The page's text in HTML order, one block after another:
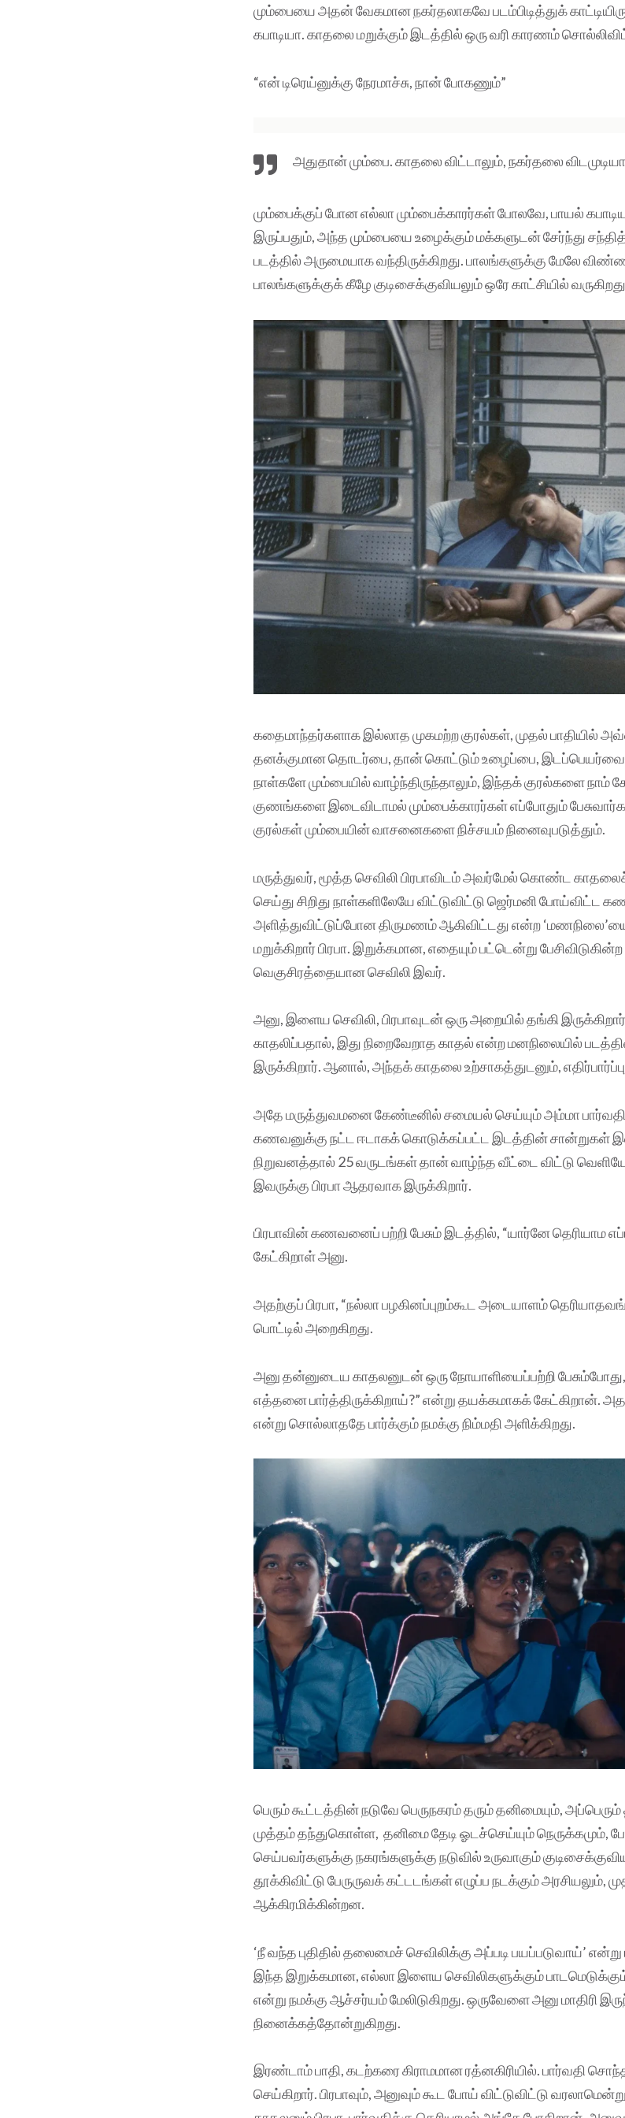
மும்பையை அதன் வேகமான நகர்தலாகவே படம்பிடித்துக்
கபாடியா. காதலை மறுக்கும் இடத்தில் ஒரு வரி காரணம்
“என் டிரெய்னுக்கு நேரமாச்சு, நான் போகணும்”
அதுதான் மும்பை. காதலை விட்டாலும், நகர்தலை
மும்பைக்குப் போன எல்லா மும்பைக்காரர்கள் போலவே, பாயல்
இருப்பதும், அந்த மும்பையை உழைக்கும் மக்களுடன் சேர்ந்து
படத்தில் அருமையாக வந்திருக்கிறது. பாலங்களுக்கு மேலே
பாலங்களுக்குக் கீழே குடிசைக்குவியலும் ஒரே காட்சியில்
கதைமாந்தர்களாக இல்லாத முகமற்ற குரல்கள், முதல் பாதியில்
தனக்குமான தொடர்பை, தான் கொட்டும் உழைப்பை,
நாள்களே மும்பையில் வாழ்ந்திருந்தாலும், இந்தக் குரல்களை நாம்
குணங்களை இடைவிடாமல் மும்பைக்காரர்கள் எப்போதும்
குரல்கள் மும்பையின் வாசனைகளை நிச்சயம் நினைவுபடுத்தும்.
மருத்துவர், மூத்த செவிலி பிரபாவிடம் அவர்மேல் கொண்ட
செய்து சிறிது நாள்களிலேயே விட்டுவிட்டு ஜெர்மனி
அளித்துவிட்டுப்போன திருமணம் ஆகிவிட்டது என்ற
மறுக்கிறார் பிரபா. இறுக்கமான, எதையும் பட்டென்று
வெகுசிரத்தையான செவிலி இவர்.
அனு, இளைய செவிலி, பிரபாவுடன் ஒரு அறையில் தங்கி
காதலிப்பதால், இது நிறைவேறாத காதல் என்ற மனநிலையில்
இருக்கிறார். ஆனால், அந்தக் காதலை உற்சாகத்துடனும்,
அதே மருத்துவமனை கேண்டீனில் சமையல் செய்யும் அம்மா
கணவனுக்கு நட்ட ஈடாகக் கொடுக்கப்பட்ட இடத்தின் சான்றுகள்
நிறுவனத்தால் 25 வருடங்கள் தான் வாழ்ந்த வீட்டை விட்டு
இவருக்கு பிரபா ஆதரவாக இருக்கிறார்.
பிரபாவின் கணவனைப் பற்றி பேசும் இடத்தில், “யார்னே தெரியாம
கேட்கிறாள் அனு.
அதற்குப் பிரபா, “நல்லா பழகினப்புறம்கூட அடையாளம்
பொட்டில் அறைகிறது.
அனு தன்னுடைய காதலனுடன் ஒரு நோயாளியைப்பற்றி பேசும்போது,
எத்தனை பார்த்திருக்கிறாய்?” என்று தயக்கமாகக் கேட்கிறான்.
என்று சொல்லாததே பார்க்கும் நமக்கு நிம்மதி அளிக்கிறது.
பெரும் கூட்டத்தின் நடுவே பெருநகரம் தரும் தனிமையும்,
முத்தம் தந்துகொள்ள, தனிமை தேடி ஓடச்செய்யும் நெருக்கமும்,
செய்பவர்களுக்கு நகரங்களுக்கு நடுவில் உருவாகும்
தூக்கிவிட்டு பேருருவக் கட்டடங்கள் எழுப்ப நடக்கும் அரசியலும்,
ஆக்கிரமிக்கின்றன.
‘நீ வந்த புதிதில் தலைமைச் செவிலிக்கு அப்படி பயப்படுவாய்’
இந்த இறுக்கமான, எல்லா இளைய செவிலிகளுக்கும் பாடமெடுக்கும்
என்று நமக்கு ஆச்சர்யம் மேலிடுகிறது. ஒருவேளை அனு மாதிரி
நினைக்கத்தோன்றுகிறது.
இரண்டாம் பாதி, கடற்கரை கிராமமான ரத்னகிரியில். பார்வதி
செய்கிறார். பிரபாவும், அனுவும் கூட போய் விட்டுவிட்டு